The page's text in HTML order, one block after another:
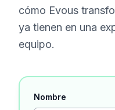
cómo Evous
ya tienen en una
equipo.
Nombre